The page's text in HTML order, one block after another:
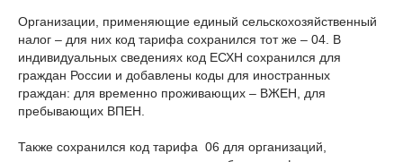
Организации, применяющие единый сельскохозяйственный
налог – для них код тарифа сохранился тот же – 04. В
индивидуальных сведениях код ЕСХН сохранился для
граждан России и добавлены коды для иностранных
граждан: для временно проживающих – ВЖЕН, для
пребывающих ВПЕН.
Также сохранился код тарифа 06 для организаций,